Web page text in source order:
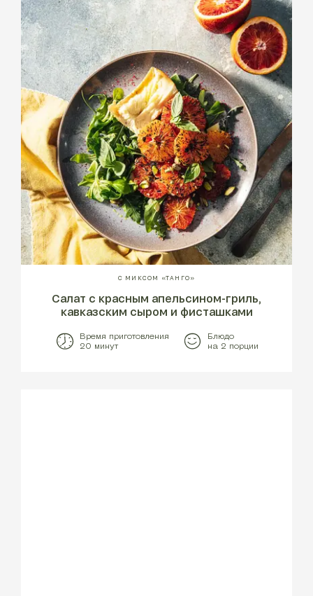
С МИКСОМ «ТАНГО»
Салат с красным апельсином-гриль,
кавказским сыром и фисташками
Время приготовления
20 минут
Блюдо
на 2 порции